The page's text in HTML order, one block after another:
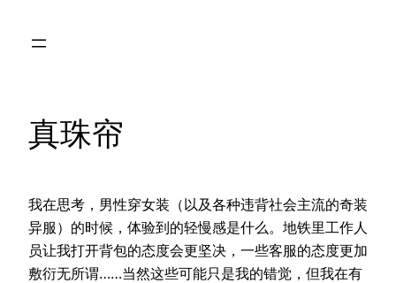
真珠帘
我在思考，男性穿女装（以及各种违背社会主流的奇装
异服）的时候，体验到的轻慢感是什么。地铁里工作人
员让我打开背包的态度会更坚决，一些客服的态度更加
敷衍无所谓……当然这些可能只是我的错觉，但我在有